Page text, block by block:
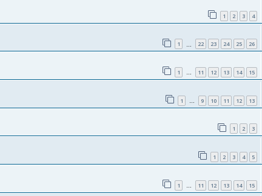
1 2 3 4
1 22 23 24 25 26
1 … 11 12 13 14 15
1 … 9 10 11 12 13
1 2 3
1 2 3 4 5
1 … 11 12 13 14 15